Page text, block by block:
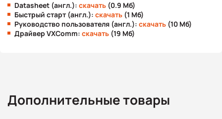
Datasheet (англ.): скачать (0.9 Мб)
Быстрый старт (англ.): скачать (1 Мб)
Руководство пользователя (англ.): скачать (10 Мб)
Драйвер VXComm: скачать (19 Мб)
Дополнительные товары